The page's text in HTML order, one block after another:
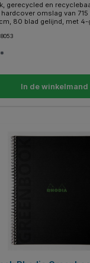
gerecycled en
omslag van
80 blad gelijnd, met
pagina's zijn bedrukt met
notities te nemen. 80
en chloorvrij, FSC
In de winkelmand